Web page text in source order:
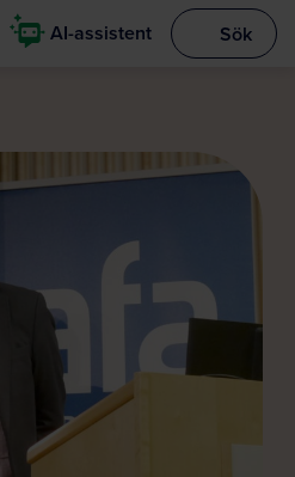
AI-assistent Visa
Sök